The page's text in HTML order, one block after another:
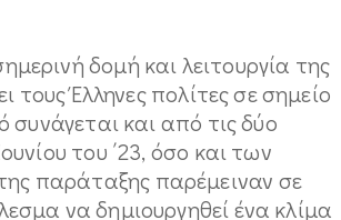
δομή και λειτουργία της
τους Έλληνες πολίτες σε σημείο
και από τις δύο
του ΄23, όσο και των
παράταξης παρέμειναν σε
να δημιουργηθεί ένα κλίμα